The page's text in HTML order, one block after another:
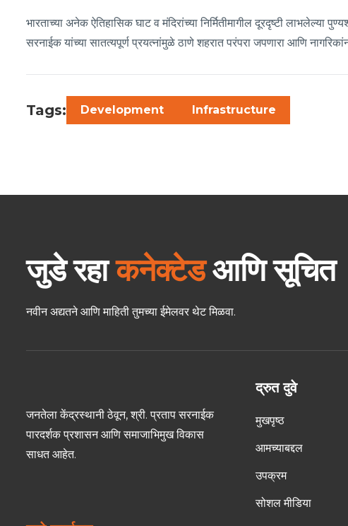
भारताच्या अनेक ऐतिहासिक घाट व मंदिरांच्या निर्मितीमागील दूरदृष्टी
सरनाईक यांच्या सातत्यपूर्ण प्रयत्नांमुळे ठाणे शहरात परंपरा जपणारा आणि
Tags: Development Infrastructure
जुडे रहाकनेक्टेडआणि सूचित
नवीन अद्यतने आणि माहिती तुमच्या ईमेलवर थेट मिळवा.
जनतेला केंद्रस्थानी ठेवून, श्री. प्रताप सरनाईक
पारदर्शक प्रशासन आणि समाजाभिमुख विकास
साधत आहेत.
द्रुत दुवे
मुखपृष्ठ
आमच्याबद्दल
उपक्रम
सोशल मीडिया